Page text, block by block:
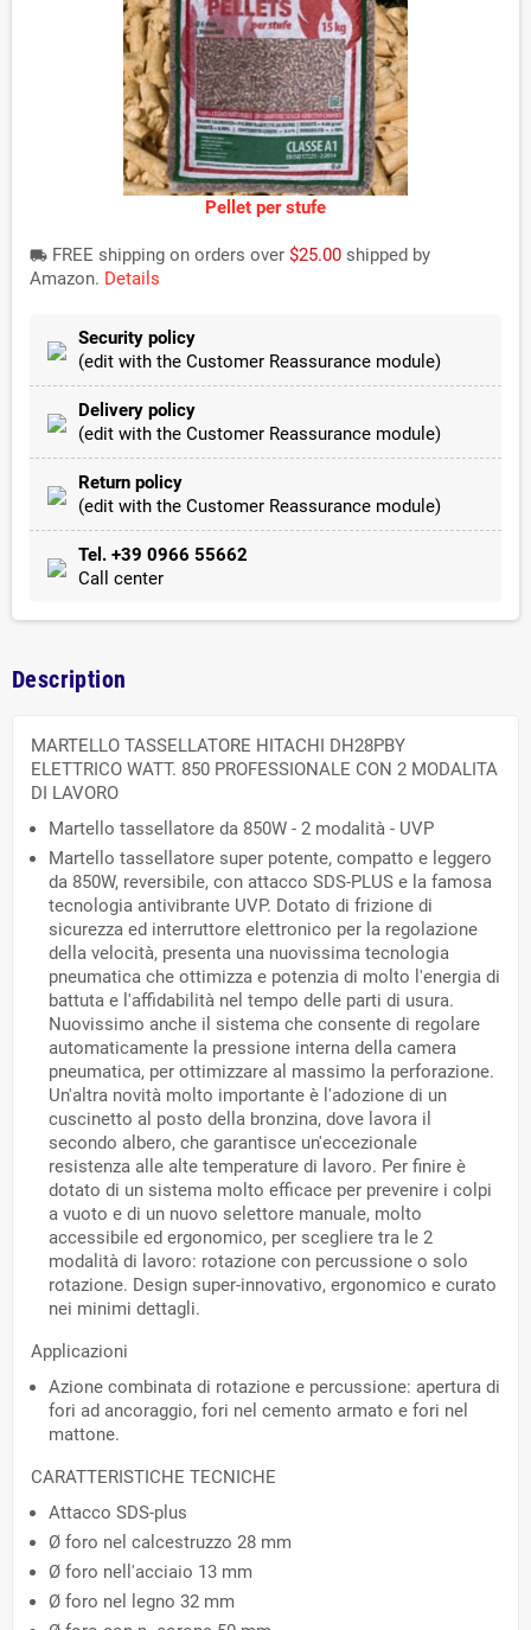
Pellet per stufe
local_shipping FREE shipping on orders over $25.00 shipped by
Amazon. Details
Security policy
(edit with the Customer Reassurance module)
Delivery policy
(edit with the Customer Reassurance module)
Return policy
(edit with the Customer Reassurance module)
Tel. +39 0966 55662
Call center
Description
MARTELLO TASSELLATORE HITACHI DH28PBY
ELETTRICO WATT. 850 PROFESSIONALE CON 2 MODALITA
DI LAVORO
Martello tassellatore da 850W - 2 modalità - UVP
Martello tassellatore super potente, compatto e leggero
da 850W, reversibile, con attacco SDS-PLUS e la famosa
tecnologia antivibrante UVP. Dotato di frizione di
sicurezza ed interruttore elettronico per la regolazione
della velocità, presenta una nuovissima tecnologia
pneumatica che ottimizza e potenzia di molto l'energia di
battuta e l'affidabilità nel tempo delle parti di usura.
Nuovissimo anche il sistema che consente di regolare
automaticamente la pressione interna della camera
pneumatica, per ottimizzare al massimo la perforazione.
Un'altra novità molto importante è l'adozione di un
cuscinetto al posto della bronzina, dove lavora il
secondo albero, che garantisce un'eccezionale
resistenza alle alte temperature di lavoro. Per finire è
dotato di un sistema molto efficace per prevenire i colpi
a vuoto e di un nuovo selettore manuale, molto
accessibile ed ergonomico, per scegliere tra le 2
modalità di lavoro: rotazione con percussione o solo
rotazione. Design super-innovativo, ergonomico e curato
nei minimi dettagli.
Applicazioni
Azione combinata di rotazione e percussione: apertura di
fori ad ancoraggio, fori nel cemento armato e fori nel
mattone.
CARATTERISTICHE TECNICHE
Attacco SDS-plus
Ø foro nel calcestruzzo 28 mm
Ø foro nell'acciaio 13 mm
Ø foro nel legno 32 mm